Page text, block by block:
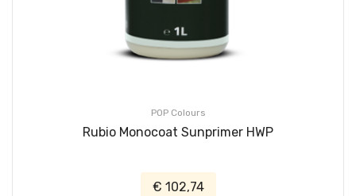
POP Colours
Rubio Monocoat Sunprimer HWP
€ 102,74